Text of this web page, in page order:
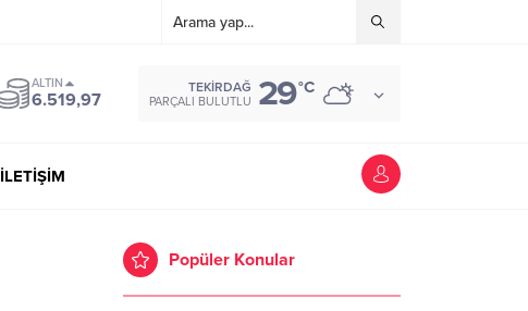
ALTIN
6.519,97
TEKIRDAĞ
PARÇALI BULUTLU 29°C
İLETİŞİM
Popüler Konular